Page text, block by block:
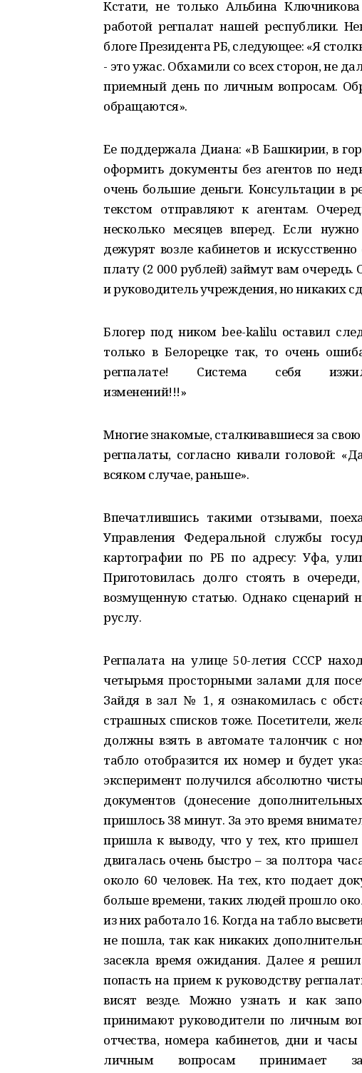
Кстати, не только Альбина
работой регпалат нашей республики.
блоге Президента РБ, следующее: «Я
- это ужас. Обхамили со всех сторон, не
приемный день по личным вопросам.
обращаются».
Ее поддержала Диана: «В Башкирии, в
оформить документы без агентов по
очень большие деньги. Консультации в
текстом отправляют к агентам.
несколько месяцев вперед. Если
дежурят возле кабинетов и
плату (2 000 рублей) займут вам
и руководитель учреждения, но никаких
Блогер под ником bee-kalilu оставил
только в Белорецке так, то очень
регпалате! Система себя
изменений!!!»
Многие знакомые, сталкивавшиеся за
регпалаты, согласно кивали головой:
всяком случае, раньше».
Впечатлившись такими отзывами,
Управления Федеральной службы
картографии по РБ по адресу: Уфа,
Приготовилась долго стоять в
возмущенную статью. Однако сценарий
руслу.
Регпалата на улице 50-летия СССР
четырьмя просторными залами для
Зайдя в зал № 1, я ознакомилась с
страшных списков тоже. Посетители,
должны взять в автомате талончик с
табло отобразится их номер и будет
эксперимент получился абсолютно
документов (донесение
пришлось 38 минут. За это время
пришла к выводу, что у тех, кто пришел
двигалась очень быстро – за полтора
около 60 человек. На тех, кто подает
больше времени, таких людей прошло
из них работало 16. Когда на табло
не пошла, так как никаких
засекла время ожидания. Далее я
попасть на прием к руководству
висят везде. Можно узнать и как
принимают руководители по личным
отчества, номера кабинетов, дни и
личным вопросам принимает